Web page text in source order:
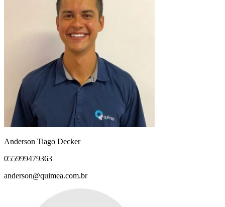
Anderson Tiago Decker
055999479363
anderson@quimea.com.br